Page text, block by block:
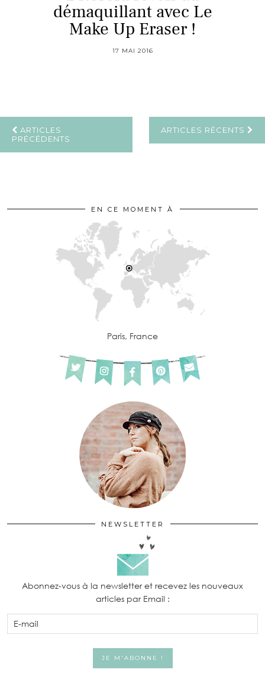
démaquillant avec Le
Make Up Eraser !
17 MAI 2016
ARTICLES
PRÉCÉDENTS
ARTICLES RÉCENTS
EN CE MOMENT À
Paris, France
NEWSLETTER
Abonnez-vous à la newsletter et recevez les nouveaux
articles par Email :